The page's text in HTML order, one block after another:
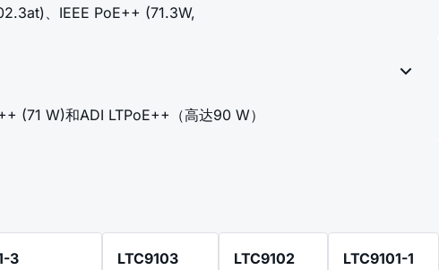
、IEEE PoE++ (71.3W,
(71 W)和ADI LTPoE++（高达90 W）
3 LTC9103 LTC9102 LTC9101-1